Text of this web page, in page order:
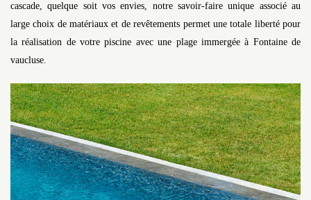
cascade, quelque soit vos envies, notre savoir-faire unique associé au
large choix de matériaux et de revêtements permet une totale liberté pour
la réalisation de votre piscine avec une plage immergée à Fontaine de
vaucluse.